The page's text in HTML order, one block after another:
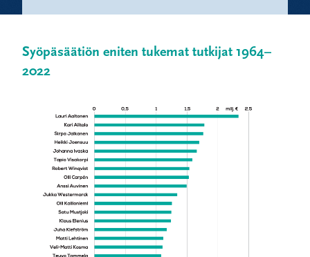
Syöpäsäätiön eniten tukemat tutkijat 1964–
2022